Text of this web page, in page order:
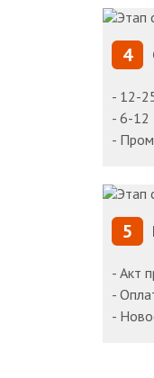
4
- 12-
- 6-12
-
5
- Акт
-
-